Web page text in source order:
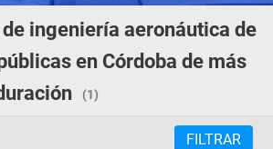
ingeniería aeronáutica de
en Córdoba de más
(1)
FILTRAR